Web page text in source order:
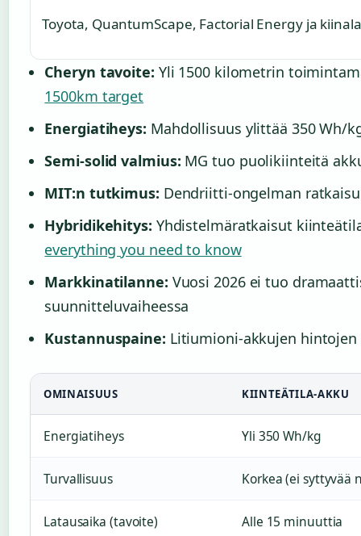
Toyota, QuantumScape, Factorial Energy ja
Cheryn tavoite: Yli 1500 kilometrin
1500km target
Energiatiheys: Mahdollisuus ylittää 350 Wh/
Semi-solid valmius: MG tuo puolikiinteitä
MIT:n tutkimus: Dendriitti-ongelman
Hybridikehitys: Yhdistelmäratkaisut
everything you need to know
Markkinatilanne: Vuosi 2026 ei tuo
suunnitteluvaiheessa
Kustannuspaine: Litiumioni-akkujen
OMINAISUUS KIINTEÄTILA-AKKU
Energiatiheys Yli 350 Wh/kg
Turvallisuus Korkea (ei syttyvää
Latausaika (tavoite) Alle 15 minuuttia